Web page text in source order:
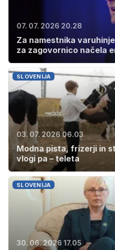
07. 07. 2026 20.28
Za namestnika
za zagovornico načela
SLOVENIJA
03. 07. 2026 06.03
Modna pista, frizerji in
vlogi pa – teleta
SLOVENIJA
30. 06. 2026 17.05